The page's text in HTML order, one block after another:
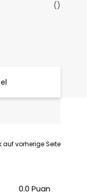
auf vorherige Seite
0.0